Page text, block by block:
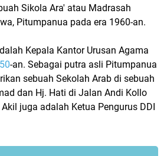
Sikola Ara' atau Madrasah
Pitumpanua pada era 1960-an.
Kepala Kantor Urusan Agama
-an. Sebagai putra asli Pitumpanua
sebuah Sekolah Arab di sebuah
dan Hj. Hati di Jalan Andi Kollo
juga adalah Ketua Pengurus DDI